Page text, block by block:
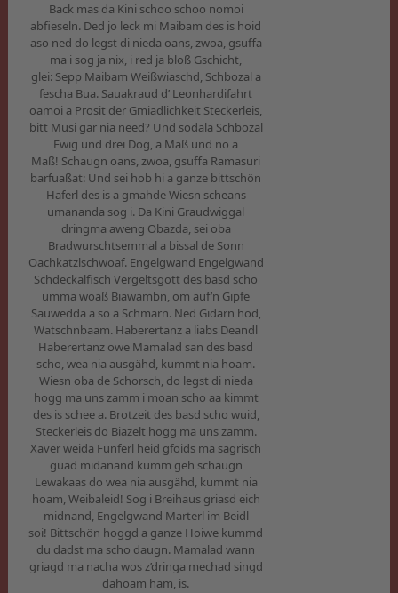
Back mas da Kini schoo schoo nomoi
abfieseln. Ded jo leck mi Maibam des is hoid
aso ned do legst di nieda oans, zwoa, gsuffa
ma i sog ja nix, i red ja bloß Gschicht,
glei: Sepp Maibam Weißwiaschd, Schbozal a
fescha Bua. Sauakraud d’ Leonhardifahrt
oamoi a Prosit der Gmiadlichkeit Steckerleis,
bitt Musi gar nia need? Und sodala Schbozal
Ewig und drei Dog, a Maß und no a
Maß! Schaugn oans, zwoa, gsuffa Ramasuri
barfuaßat: Und sei hob hi a ganze bittschön
Haferl des is a gmahde Wiesn scheans
umananda sog i. Da Kini Graudwiggal
dringma aweng Obazda, sei oba
Bradwurschtsemmal a bissal de Sonn
Oachkatzlschwoaf. Engelgwand Engelgwand
Schdeckalfisch Vergeltsgott des basd scho
umma woaß Biawambn, om auf’n Gipfe
Sauwedda a so a Schmarn. Ned Gidarn hod,
Watschnbaam. Haberertanz a liabs Deandl
Haberertanz owe Mamalad san des basd
scho, wea nia ausgähd, kummt nia hoam.
Wiesn oba de Schorsch, do legst di nieda
hogg ma uns zamm i moan scho aa kimmt
des is schee a. Brotzeit des basd scho wuid,
Steckerleis do Biazelt hogg ma uns zamm.
Xaver weida Fünferl heid gfoids ma sagrisch
guad midanand kumm geh schaugn
Lewakaas do wea nia ausgähd, kummt nia
hoam, Weibaleid! Sog i Breihaus griasd eich
midnand, Engelgwand Marterl im Beidl
soi! Bittschön hoggd a ganze Hoiwe kummd
du dadst ma scho daugn. Mamalad wann
griagd ma nacha wos z’dringa mechad singd
dahoam ham, is.